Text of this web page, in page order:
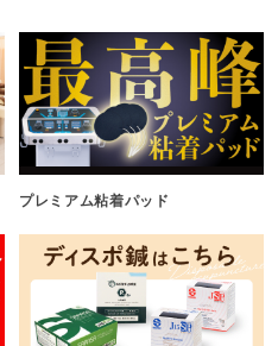
プレミアム粘着パッド